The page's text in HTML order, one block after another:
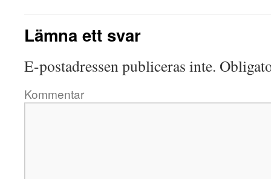
Lämna ett svar
E-postadressen publiceras inte.
Kommentar